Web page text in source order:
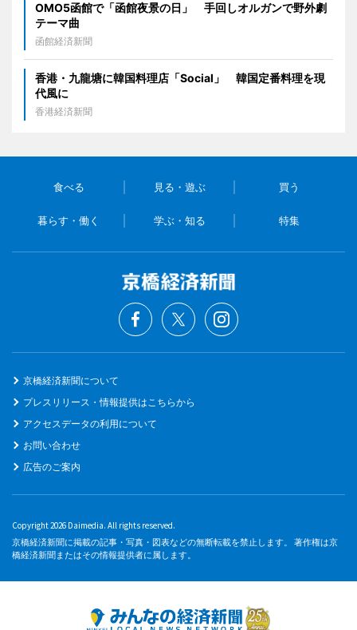
OMO5函館で「函館夜景の日」 手回しオルガンで野外劇
テーマ曲
函館経済新聞
香港・九龍塘に韓国料理店「Social」 韓国定番料理を現
代風に
香港経済新聞
食べる 見る・遊ぶ 買う
暮らす・働く 学ぶ・知る 特集
京橋経済新聞について
プレスリリース・情報提供はこちらから
アクセスデータの利用について
お問い合わせ
広告のご案内
Copyright 2026 Daimedia. All rights reserved.
京橋経済新聞に掲載の記事・写真・図表などの無断転載を禁止します。 著作権は京
橋経済新聞またはその情報提供者に属します。